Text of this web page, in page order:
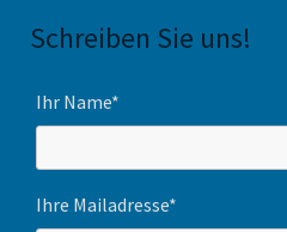
Schreiben Sie uns!
Ihr Name*
Ihre Mailadresse*